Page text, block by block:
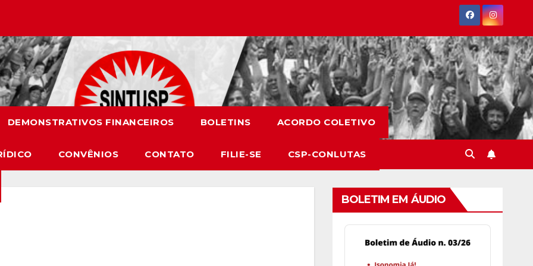
DEMONSTRATIVOS FINANCEIROS BOLETINS ACORDO COLETIVO
CONVÊNIOS CONTATO FILIE-SE CSP-CONLUTAS
BOLETIM EM ÁUDIO
Audio
Player